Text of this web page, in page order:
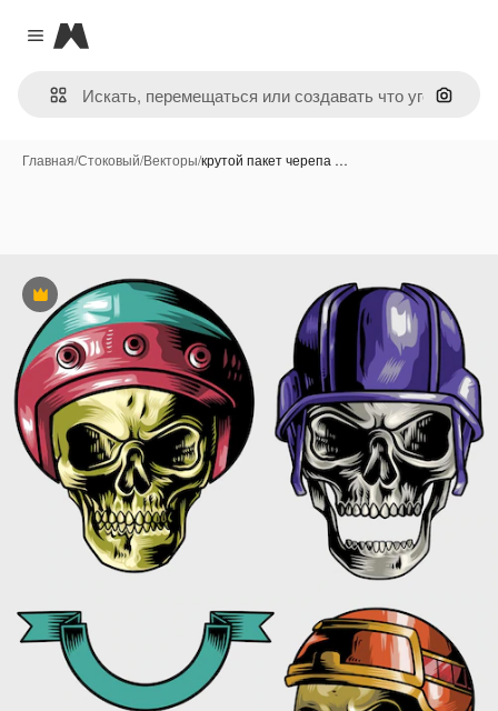
Close menu
Magnific
Поиск
Главная/Стоковый/Векторы/крутой пакет черепа …
Премиум